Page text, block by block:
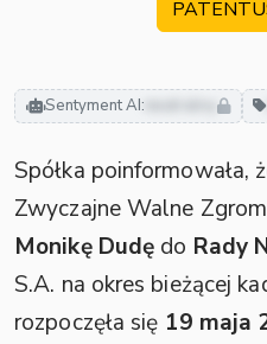
Sentyment AI: neutralny
Spółka poinformowała,
Zwyczajne Walne
Monikę Dudę do Rady
S.A. na okres bieżącej
rozpoczęła się 19 maja